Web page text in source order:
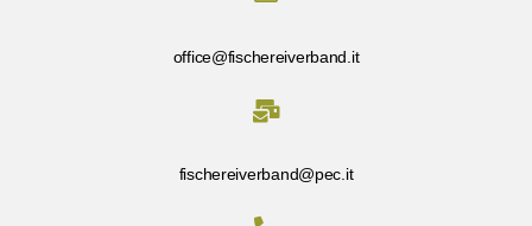
office@fischereiverband.it
fischereiverband@pec.it